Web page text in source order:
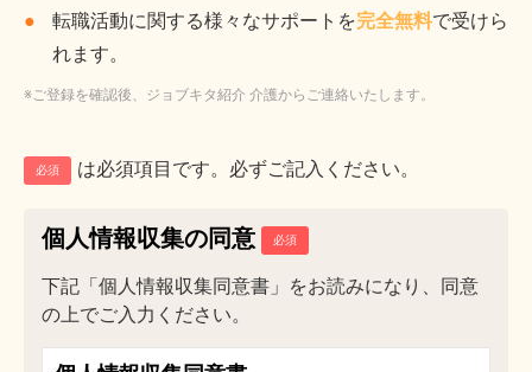
転職活動に関する様々なサポートを完全無料で受けら
れます。
※ご登録を確認後、ジョブキタ紹介 介護からご連絡いたします。
必須 は必須項目です。必ずご記入ください。
個人情報収集の同意
下記「個人情報収集同意書」をお読みになり、同意
の上でご入力ください。